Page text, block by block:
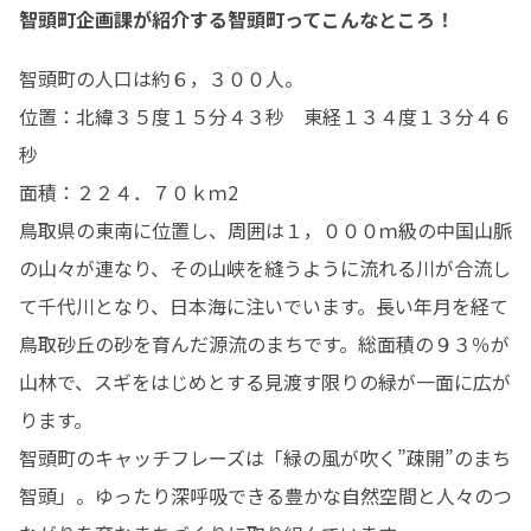
智頭町企画課が紹介する智頭町ってこんなところ！
智頭町の人口は約６，３００人。
位置：北緯３５度１５分４３秒　東経１３４度１３分４６
秒
面積：２２４．７０ｋｍ2
鳥取県の東南に位置し、周囲は１，０００ｍ級の中国山脈
の山々が連なり、その山峡を縫うように流れる川が合流し
て千代川となり、日本海に注いでいます。長い年月を経て
鳥取砂丘の砂を育んだ源流のまちです。総面積の９３％が
山林で、スギをはじめとする見渡す限りの緑が一面に広が
ります。
智頭町のキャッチフレーズは「緑の風が吹く”疎開”のまち
智頭」。ゆったり深呼吸できる豊かな自然空間と人々のつ